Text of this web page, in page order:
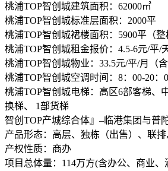
桃浦TOP智创城建筑面积：62000㎡
桃浦TOP智创城标准层面积：2000平
桃浦TOP智创城裙楼面积：5900平（整
桃浦TOP智创城租金报价：4.5-6元/平/
桃浦TOP智创城物业：33.5元/平/月（含
桃浦TOP智创城空调时间：8：00-20：
桃浦TOP智创城电梯：高区6部客梯、
换梯、 1部货梯
智创TOP产城综合体』–临港集团与普
产品形态：高层、独栋（出售）、联排
产权性质：商办
项目总体量：114万方(含办公、商业、